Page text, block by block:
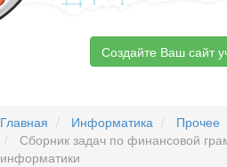
Создайте Ваш сайт
Главная Информатика
Прочее
Сборник задач по финансовой
информатики